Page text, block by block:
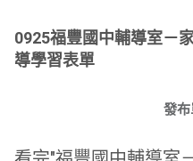
0925福豐國中輔導室－
導學習表單
發布